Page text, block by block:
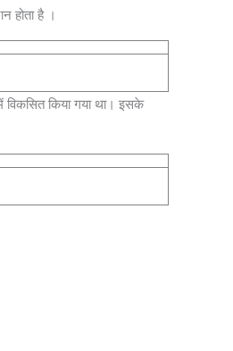
होता है ।
किया गया था। इसके